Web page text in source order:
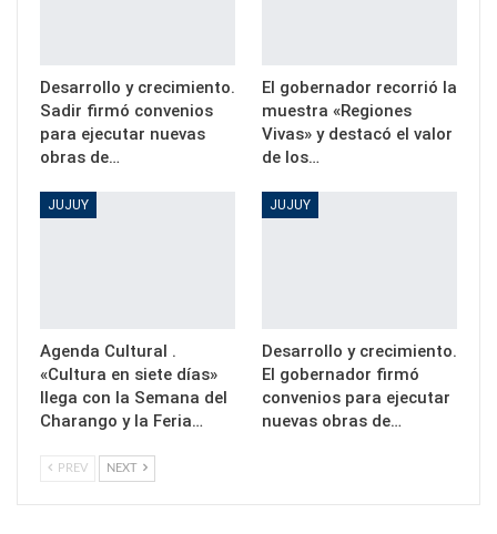
Desarrollo y crecimiento.
Sadir firmó convenios
para ejecutar nuevas
obras de…
El gobernador recorrió la
muestra «Regiones
Vivas» y destacó el valor
de los…
JUJUY
Agenda Cultural .
«Cultura en siete días»
llega con la Semana del
Charango y la Feria…
JUJUY
Desarrollo y crecimiento.
El gobernador firmó
convenios para ejecutar
nuevas obras de…
PREV NEXT